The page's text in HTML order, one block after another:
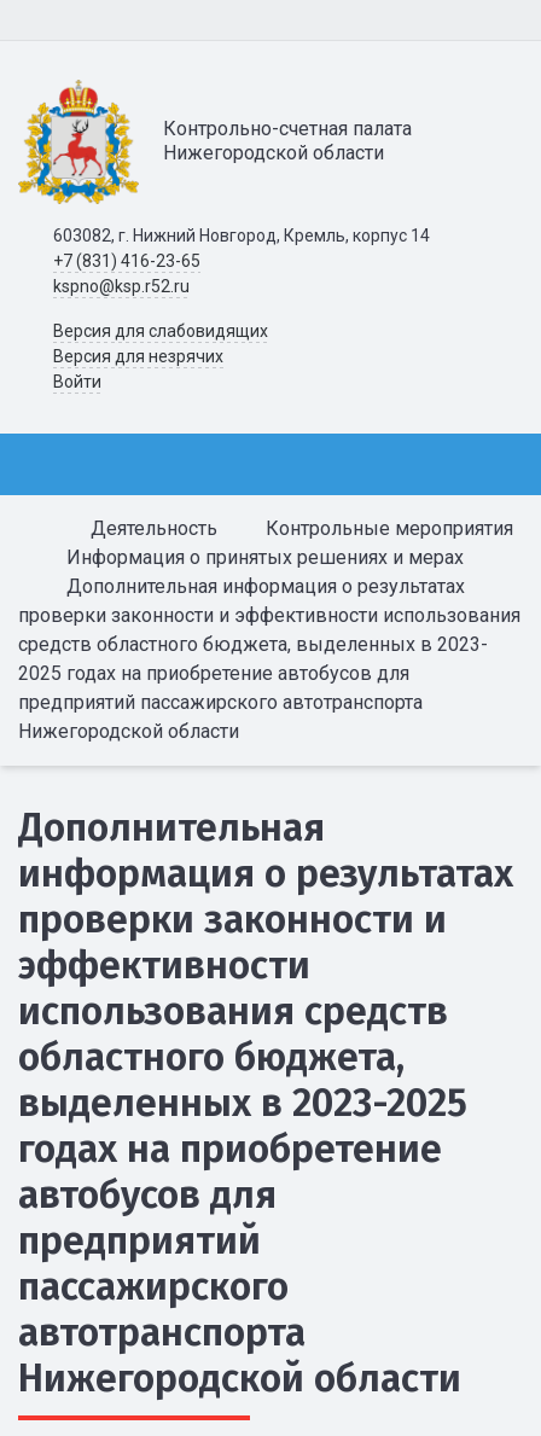
Контрольно-счетная палата
Нижегородской области
603082, г. Нижний Новгород, Кремль, корпус 14
+7 (831) 416-23-65
kspno@ksp.r52.ru
Версия для слабовидящих
Версия для незрячих
Войти
Деятельность
Контрольные мероприятия
Информация о принятых решениях и мерах
Дополнительная информация о результатах
проверки законности и эффективности использования
средств областного бюджета, выделенных в 2023-
2025 годах на приобретение автобусов для
предприятий пассажирского автотранспорта
Нижегородской области
Дополнительная
информация о результатах
проверки законности и
эффективности
использования средств
областного бюджета,
выделенных в 2023-2025
годах на приобретение
автобусов для
предприятий
пассажирского
автотранспорта
Нижегородской области